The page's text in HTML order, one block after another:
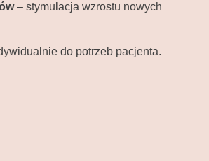
– stymulacja wzrostu nowych
do potrzeb pacjenta.